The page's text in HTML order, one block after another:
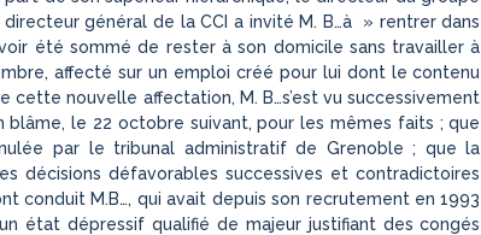
général de la CCI a invité M. B…à » rentrer dans
été sommé de rester à son domicile sans travailler à
affecté sur un emploi créé pour lui dont le contenu
cette nouvelle affectation, M. B…s’est vu successivement
le 22 octobre suivant, pour les mêmes faits ; que
par le tribunal administratif de Grenoble ; que la
décisions défavorables successives et contradictoires
conduit M.B…, qui avait depuis son recrutement en 1993
état dépressif qualifié de majeur justifiant des congés